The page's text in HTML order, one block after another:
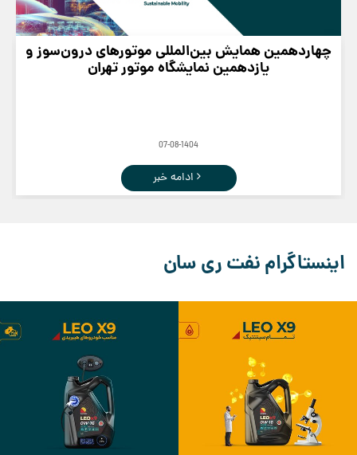
چهاردهمین همایش بین‌المللی موتورهای درون‌سوز و
یازدهمین نمایشگاه موتور تهران
07-08-1404
ادامه خبر
اینستاگرام نفت ری سان